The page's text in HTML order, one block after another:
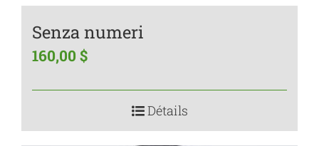
Senza numeri
160,00 $
Détails